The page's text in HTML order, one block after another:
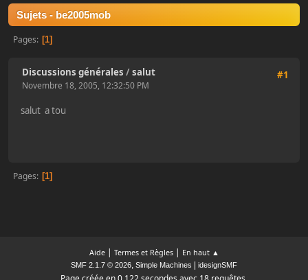
Sujets - be2005mob
Pages 1
#1
Discussions générales /salut
Novembre 18, 2005, 12:32:50 PM
salut a tou
Pages 1
Aide| Termes et Règles| En haut ▲
SMF 2.1.7 © 2026, Simple Machines idesignSMF